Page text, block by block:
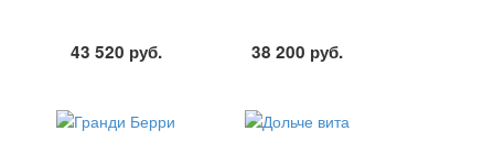
43 520 руб. 38 200 руб.